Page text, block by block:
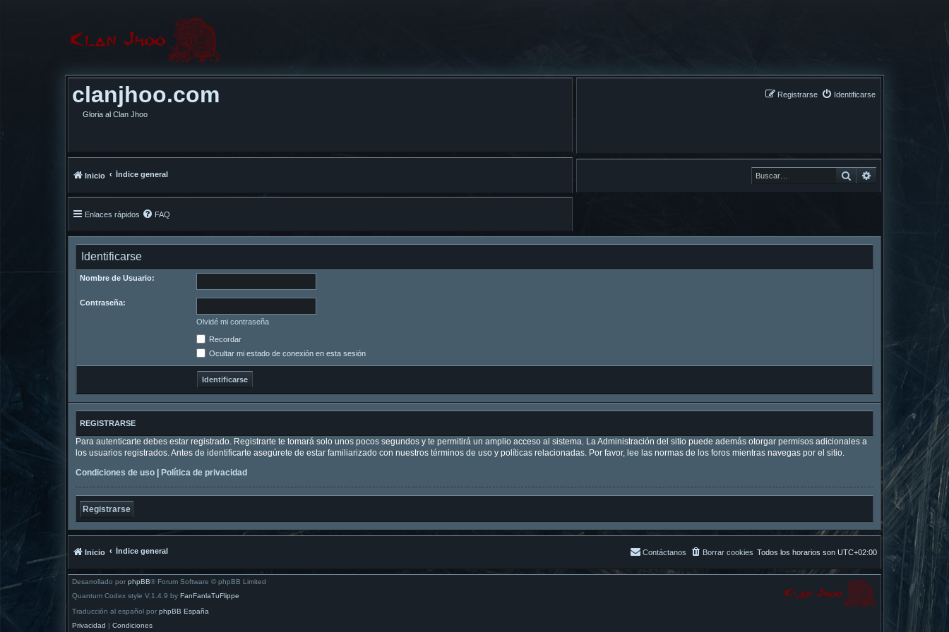
clanjhoo.com
Gloria al Clan Jhoo
Identificarse
Registrarse
Buscar
Inicio Índice general
Enlaces rápidos FAQ
Identificarse
Nombre de Usuario:
Contraseña:
Olvidé mi contraseña
Recordar
Ocultar mi estado de conexión en esta sesión
REGISTRARSE
Para autenticarte debes estar registrado. Registrarte te tomará solo unos pocos segundos y te permitirá un amplio acceso al sistema. La Administración del sitio puede además otorgar permisos adicionales a
los usuarios registrados. Antes de identificarte asegúrete de estar familiarizado con nuestros términos de uso y políticas relacionadas. Por favor, lee las normas de los foros mientras navegas por el sitio.
Condiciones de uso
Política de privacidad
Registrarse
Inicio Índice general Todos los horarios son UTC+02:00
Borrar cookies
Contáctanos
Desarrollado por phpBB® Forum Software © phpBB Limited
Quantum Codex style V.1.4.9 by FanFanlaTuFlippe
Traducción al español por phpBB España
Privacidad | Condiciones